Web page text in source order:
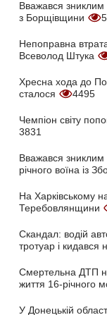
Вважався зниклим
з Борщівщини
Непоправна
Всеволод Штука
Хресна хода до
сталося
4495
Чемпіон світу
3831
Вважався зниклим
річного воїна із
На Харківському
Теребовлянщини
Скандал: водій
тротуар і кидався
Смертельна ДТП
життя 16-річного
У Донецькій